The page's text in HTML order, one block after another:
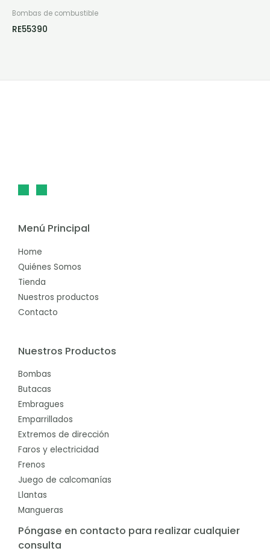
Bombas de combustible
RE55390
Menú Principal
Home
Quiénes Somos
Tienda
Nuestros productos
Contacto
Nuestros Productos
Bombas
Butacas
Embragues
Emparrillados
Extremos de dirección
Faros y electricidad
Frenos
Juego de calcomanías
Llantas
Mangueras
Póngase en contacto para realizar cualquier
consulta